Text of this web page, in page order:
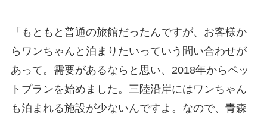
「もともと普通の旅館だったんですが、お客様か
らワンちゃんと泊まりたいっていう問い合わせが
あって。需要があるならと思い、 2018年からペッ
トプランを始めました。三陸沿岸にはワンちゃん
も泊まれる施設が少ないんですよ。なので、青森